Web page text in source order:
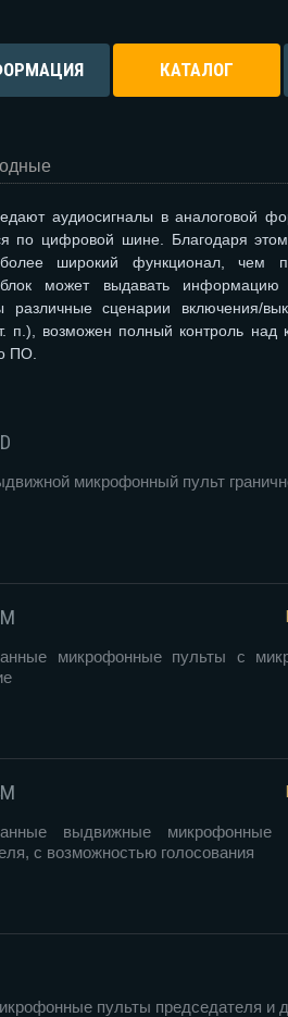
КАТАЛОГ
аудиосигналы в аналоговой
по цифровой шине. Благодаря
широкий функционал, чем
может выдавать информацию
различные сценарии включения/
п.), возможен полный контроль над
ПО.
микрофонный пульт
микрофонные пульты с
выдвижные микрофонные
с возможностью голосования
пульты председателя и